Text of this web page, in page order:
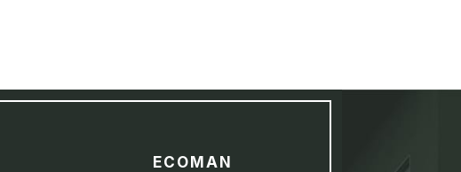
ECOMAN